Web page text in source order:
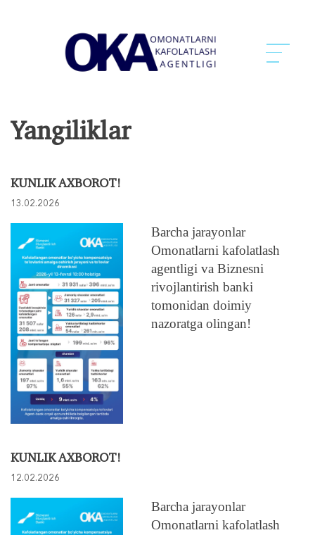
Yangiliklar
KUNLIK AXBOROT!
13.02.2026
Barcha jarayonlar
Omonatlarni kafolatlash
agentligi va Biznesni
rivojlantirish banki
tomonidan doimiy
nazoratga olingan!
KUNLIK AXBOROT!
12.02.2026
Barcha jarayonlar
Omonatlarni kafolatlash